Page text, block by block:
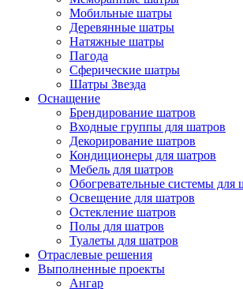
Мобильные шатры
Деревянные шатры
Натяжные шатры
Пагода
Сферические шатры
Шатры Звезда
Оснащение
Брендирование шатров
Входные группы для шатров
Декорирование шатров
Кондиционеры для шатров
Мебель для шатров
Обогревательные системы для
Освещение для шатров
Остекление шатров
Полы для шатров
Туалеты для шатров
Отраслевые решения
Выполненные проекты
Ангар